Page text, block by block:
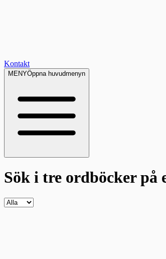
Kontakt
MENYÖppna huvudmenyn
Sök i tre ordböckerpå